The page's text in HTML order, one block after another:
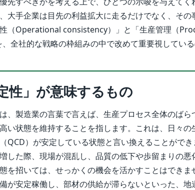
大手企業は目先の利益拡大に走るだけでなく、その
（Operational consistency）」と「生産管理（
全社的な戦略の枠組みの中で改めて重要視している
性」が意味するもの
、製造業の言葉で言えば、生産プロセス全体のば
い状態を維持することを指します。これは、日々の
QCD）が安定している状態と言い換えることがで
した際、現場が混乱し、品質の低下や歩留まりの悪
を招いては、せっかくの機会を活かすことはできま
が安定稼働し、部材の供給が滞らないといった、地